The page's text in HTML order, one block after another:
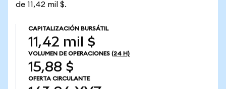
de 11,42 mil $.
CAPITALIZACIÓN BURSÁTIL
11,42 mil $
VOLUMEN DE OPERACIONES (24 H)
15,88 $
OFERTA CIRCULANTE